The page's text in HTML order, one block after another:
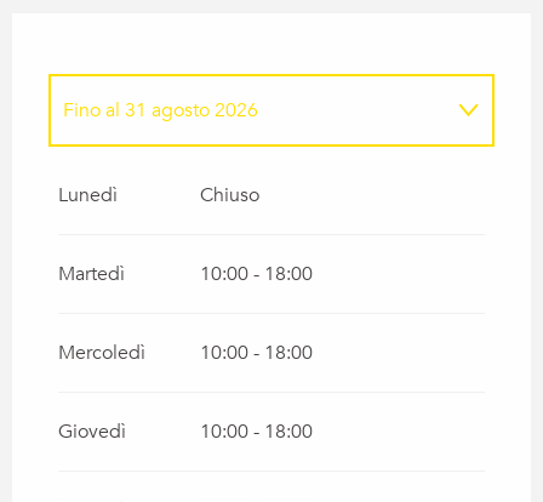
1 giugno 2026
Fino al 31 agosto 2026
Lunedì Chiuso
Martedì 10:00 - 18:00
Mercoledì 10:00 - 18:00
Giovedì 10:00 - 18:00